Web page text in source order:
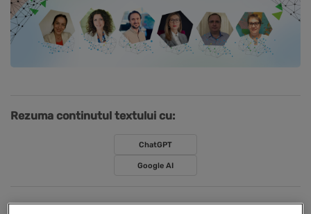
Rezuma continutul textului cu:
ChatGPT
Google AI